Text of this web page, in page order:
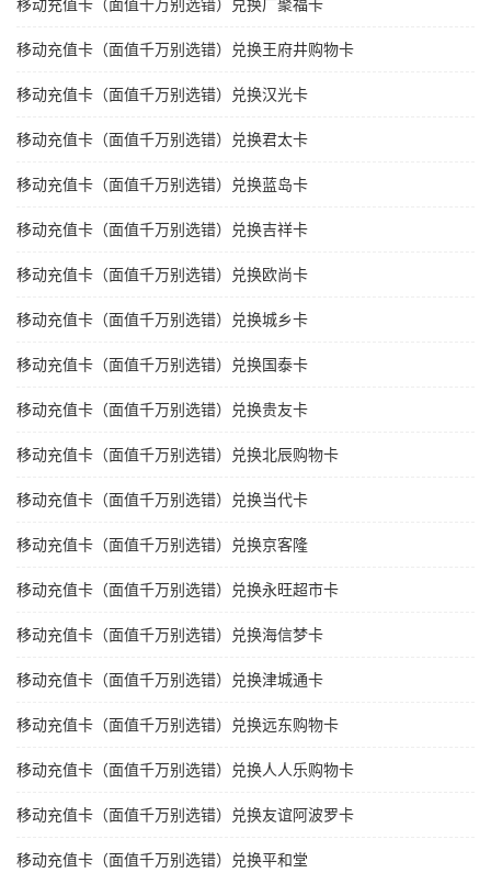
移动充值卡（面值千万别选错）兑换广聚福卡
移动充值卡（面值千万别选错）兑换王府井购物卡
移动充值卡（面值千万别选错）兑换汉光卡
移动充值卡（面值千万别选错）兑换君太卡
移动充值卡（面值千万别选错）兑换蓝岛卡
移动充值卡（面值千万别选错）兑换吉祥卡
移动充值卡（面值千万别选错）兑换欧尚卡
移动充值卡（面值千万别选错）兑换城乡卡
移动充值卡（面值千万别选错）兑换国泰卡
移动充值卡（面值千万别选错）兑换贵友卡
移动充值卡（面值千万别选错）兑换北辰购物卡
移动充值卡（面值千万别选错）兑换当代卡
移动充值卡（面值千万别选错）兑换京客隆
移动充值卡（面值千万别选错）兑换永旺超市卡
移动充值卡（面值千万别选错）兑换海信梦卡
移动充值卡（面值千万别选错）兑换津城通卡
移动充值卡（面值千万别选错）兑换远东购物卡
移动充值卡（面值千万别选错）兑换人人乐购物卡
移动充值卡（面值千万别选错）兑换友谊阿波罗卡
移动充值卡（面值千万别选错）兑换平和堂